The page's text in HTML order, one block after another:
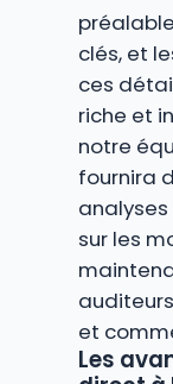
clés, et
ces
riche et
notre
fournira
sur les
et
Les